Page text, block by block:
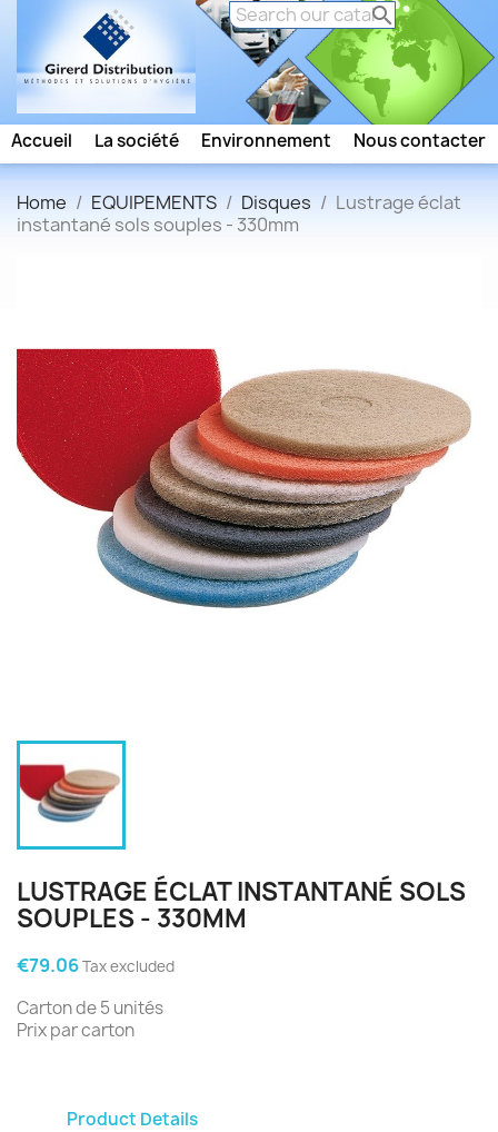

Accueil La société Environnement Nous contacter
Home EQUIPEMENTS Disques
Lustrage éclat
instantané sols souples - 330mm
LUSTRAGE ÉCLAT INSTANTANÉ SOLS
SOUPLES - 330MM
€79.06Tax excluded
Carton de 5 unités
Prix par carton
Product Details